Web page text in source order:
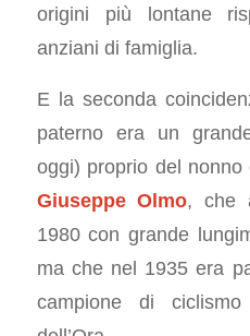
origini più lontane
anziani di famiglia.
E la seconda
paterno era un
oggi) proprio del
Giuseppe Olmo, che
1980 con grande
ma che nel 1935 era
campione di